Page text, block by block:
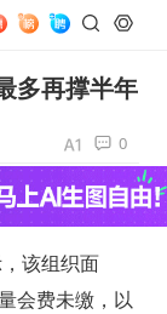
多再撑半年
0
该组织面
会费未缴，以